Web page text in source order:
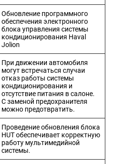
Обновление программного
обеспечения электронного
блока управления системы
кондиционирования Haval
Jolion
При движении автомобиля
могут встречаться случаи
отказ работы системы
кондиционирования и
отсутствие питания в салоне.
С заменой предохранителя
можно предотвратить.
Проведение обновления блока
HUT обеспечивает корректную
работу мультимедийной
системы.